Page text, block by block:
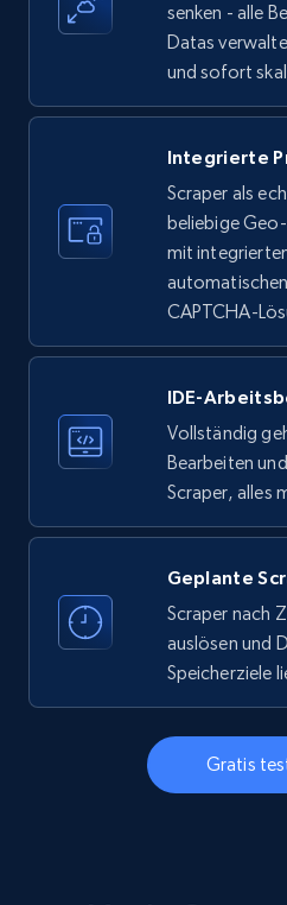
Title, Seller name, Brand,
price, Currency, Availability,
LinkedIn company
ID, Name, Country code,
Employees in linkedin,
3.5K+
business account, Is
verified, and more.
3.5K+
Instagram - Profiles -
senken - alle
Datas
und sofort
Integrierte
Scraper als
beliebige
mit
CAPTCHA-
IDE-
Vollständig
Bearbeiten
Scraper, alles
Geplante
Scraper nach
auslösen und
Speicherziele
Gratis